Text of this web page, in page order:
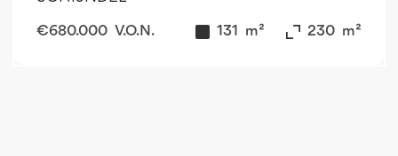
€680.000 V.O.N. 131 m² 230 m²